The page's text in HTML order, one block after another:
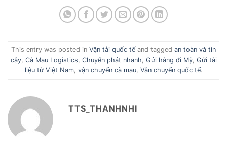
This entry was posted in Vận tải quốc tế and tagged an toàn và tin
cậy, Cà Mau Logistics, Chuyển phát nhanh, Gửi hàng đi Mỹ, Gửi tài
liệu từ Việt Nam, vận chuyển cà mau, Vận chuyển quốc tế.
TTS_THANHNHI